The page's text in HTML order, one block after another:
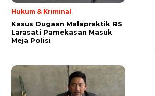
Hukum & Kriminal
Kasus Dugaan Malapraktik RS
Larasati Pamekasan Masuk
Meja Polisi